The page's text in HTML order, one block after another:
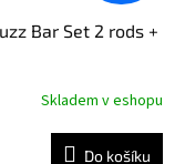
Bar Set 2 rods +
Skladem v eshopu
Do košíku